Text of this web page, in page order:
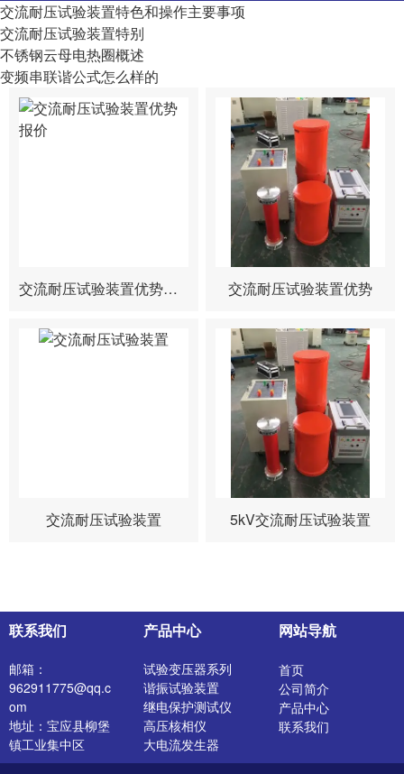
交流耐压试验装置特色和操作主要事项
交流耐压试验装置特别
不锈钢云母电热圈概述
变频串联谐公式怎么样的
交流耐压试验装置优势报价 交流耐压试验装置优势
交流耐压试验装置 5kV交流耐压试验装置
联系我们
邮箱：
962911775@qq.c
om
地址：宝应县柳堡
镇工业集中区
产品中心
试验变压器系列
谐振试验装置
继电保护测试仪
高压核相仪
大电流发生器
开关特性测试仪
网站导航
首页
公司简介
产品中心
联系我们